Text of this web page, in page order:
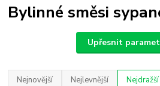
Bylinné směsi
Upřesnit
Nejnovější Nejlevnější Nejdražší